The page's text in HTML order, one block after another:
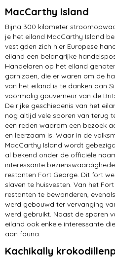
MacCarthy Island
Bijna 300 kilometer
je het eiland MacCarthy Island
vestigden zich hier Europese
eiland een belangrijke
Handelaren op het eiland
garnizoen, die er waren om de
van het eiland is te danken aan
voormalig gouverneur van de
De rijke geschiedenis van het
nog altijd vele sporen van terug
een reden waarom een bezoek
en leerzaam is. Waar in de
MacCarthy Island wordt
al bekend onder de officiële
interessante
restanten Fort George. Dit fort
slaven te huisvesten. Van het
restanten te bewonderen,
werd gebouwd ter vervanging
werd gebruikt. Naast de sporen
eiland ook enkele interessante
aan fauna.
Kachikally